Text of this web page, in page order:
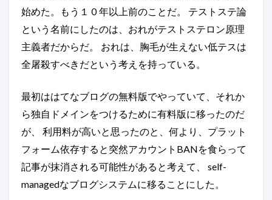
始めた。もう１０年以上前のことだ。 テストステ論
という名前にしたのは、おれがテストステロン原理
主義者だからだ。 おれは、胸毛が生えない低テスは
全屠殺すべきだという考えを持っている。
最初ははてなブログの無料版でやっていて、それか
ら独自ドメインをつけるために有料版に移ったのだ
が、 利用料が高いと思ったのと、何より、プラット
フォーム依存すると突然アカウントBANを食らって
記事が抹消される可能性があると考えて、 self-
managedなブログシステムに移ることにした。